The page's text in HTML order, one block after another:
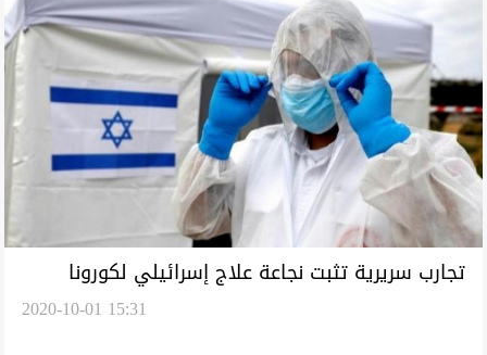
تجارب سريرية تثبت نجاعة علاج إسرائيلي لكورونا
2020-10-01 15:31